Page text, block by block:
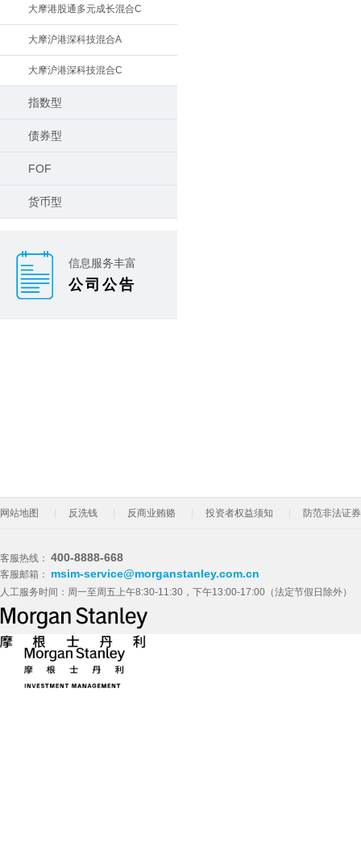
大摩港股通多元成长混合C
大摩沪港深科技混合A
大摩沪港深科技混合C
指数型
债券型
FOF
货币型
信息服务丰富
公司公告
网站地图 反洗钱 反商业贿赂 投资者权益须知 防范非法证
客服热线： 400-8888-668
客服邮箱： msim-service@morganstanley.com.cn
人工服务时间：周一至周五上午8:30-11:30，下午13:00-17:00（法定节假日除外）